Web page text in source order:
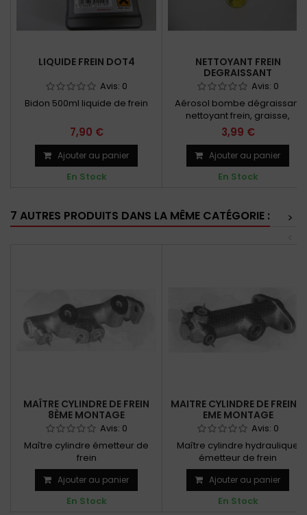
LIQUIDE FREIN DOT4
Avis: 0
Bidon 500ml liquide de frein
7,90 €
Ajouter au panier
En Stock
NETTOYANT FREIN
DEGRAISSANT
Avis: 0
Aérosol bombe dégraissant
nettoyant frein, graisse,
goudron et colle fraîche
3,99 €
Ajouter au panier
En Stock
7 AUTRES PRODUITS DANS LA MÊME CATÉGORIE :
>
MAÎTRE CYLINDRE DE FREIN
8ÈME MONTAGE
Avis: 0
Maître cylindre émetteur de
frein
Ajouter au panier
En Stock
MAITRE CYLINDRE DE FREIN 3
EME MONTAGE
Avis: 0
Maître cylindre hydraulique
émetteur de frein
Ajouter au panier
En Stock